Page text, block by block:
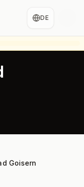
DE
Goisern